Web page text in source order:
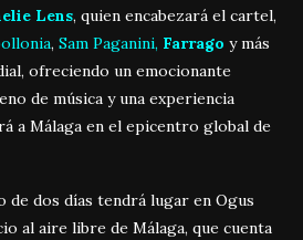
Lens, quien encabezará el cartel,
, Sam Paganini, Farrago y más
ofreciendo un emocionante
de música y una experiencia
a Málaga en el epicentro global de
dos días tendrá lugar en Ogus
al aire libre de Málaga, que cuenta